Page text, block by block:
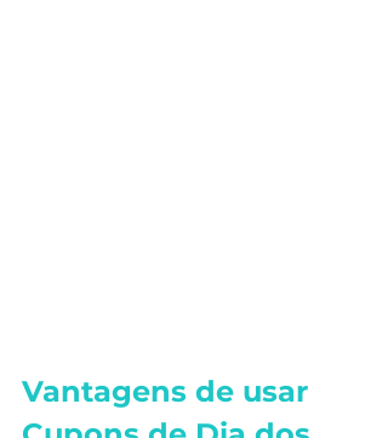
Vantagens de usar